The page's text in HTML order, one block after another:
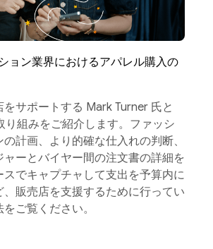
ョン業界におけるアパレル購入の
サポートする Mark Turner 氏と
り組みをご紹介します。ファッシ
の計画、より的確な仕入れの判断、
ーとバイヤー間の注文書の詳細を
でキャプチャして支出を予算内に
販売店を支援するために行ってい
ご覧ください。